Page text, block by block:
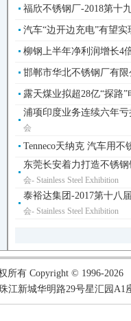
福欣不锈钢厂-2018第十
汽车“边开边充电”有望
柳钢上半年净利润增长4
邯郸市华北不锈钢厂有
露天煤业拟超28亿“探路
浦项印度业务连续六年
会
Tenneco天纳克 汽车用
东莞长安着力打造不锈
会- Stainless Steel Exhibition
泰裕达集团-2017第十八
会- Stainless Steel Exhibition
所有 Copyright © 1996-2026
江新城华明路29号星汇园A1